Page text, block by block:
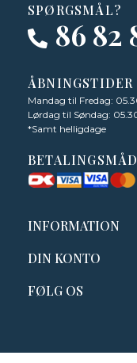
SPØRGSMÅL?
86 82
ÅBNINGSTIDER
Mandag til Fredag:
Lørdag til Søndag:
*Samt helligdage
INFORMATION
DIN KONTO
FØLG OS